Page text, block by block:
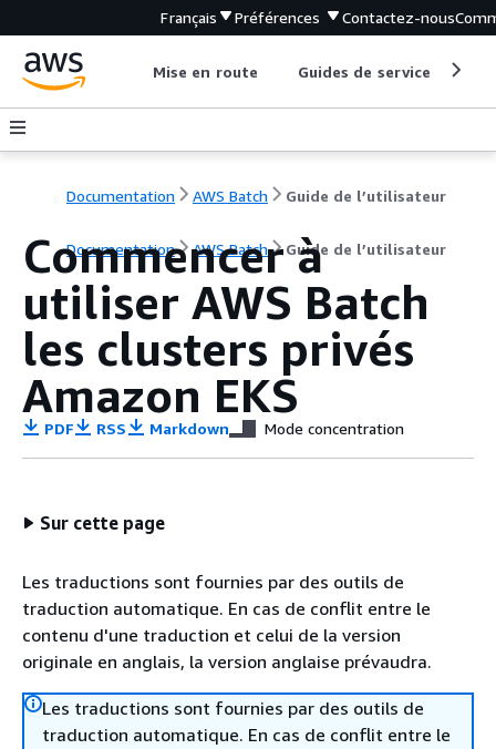
Français Préférences Contactez-nous
Mise en route Guides de service
Documentation AWS Batch Guide de l’utilisateur
Documentation AWS Batch Guide de l’utilisateur
Commencer à
utiliser AWS Batch
les clusters privés
Amazon EKS
PDF RSS Markdown Mode concentration
Sur cette page
Les traductions sont fournies par des outils de
traduction automatique. En cas de conflit entre le
contenu d'une traduction et celui de la version
originale en anglais, la version anglaise prévaudra.
Les traductions sont fournies par des outils de
traduction automatique. En cas de conflit entre le